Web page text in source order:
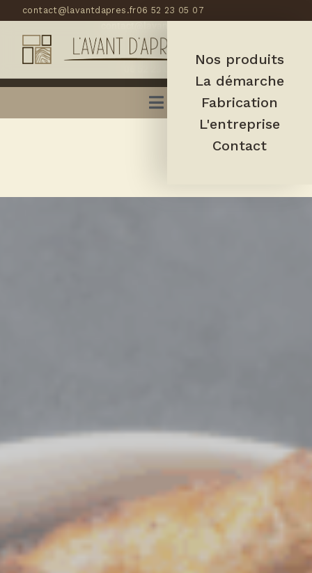
contact@lavantdapres.fr06 52 23 05 07
Nos produits
La démarche
Fabrication
L'entreprise
Contact